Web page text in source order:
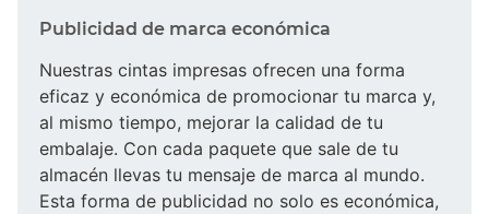
Publicidad de marca económica
Nuestras cintas impresas ofrecen una forma
eficaz y económica de promocionar tu marca y,
al mismo tiempo, mejorar la calidad de tu
embalaje. Con cada paquete que sale de tu
almacén llevas tu mensaje de marca al mundo.
Esta forma de publicidad no solo es económica,